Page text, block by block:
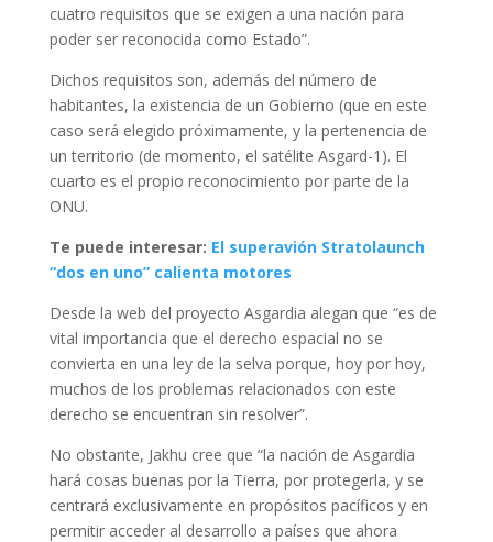
cuatro requisitos que se exigen a una nación para
poder ser reconocida como Estado”.
Dichos requisitos son, además del número de
habitantes, la existencia de un Gobierno (que en este
caso será elegido próximamente, y la pertenencia de
un territorio (de momento, el satélite Asgard-1). El
cuarto es el propio reconocimiento por parte de la
ONU.
Te puede interesar: El superavión Stratolaunch
“dos en uno” calienta motores
Desde la web del proyecto Asgardia alegan que “es de
vital importancia que el derecho espacial no se
convierta en una ley de la selva porque, hoy por hoy,
muchos de los problemas relacionados con este
derecho se encuentran sin resolver”.
No obstante, Jakhu cree que “la nación de Asgardia
hará cosas buenas por la Tierra, por protegerla, y se
centrará exclusivamente en propósitos pacíficos y en
permitir acceder al desarrollo a países que ahora